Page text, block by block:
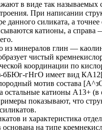
в виде так
При написании
данного силиката, а
катионы, а
из минералов глин —
чистый
координации по
гНгО имеет вид
мотив состава
остальные катионы А13+
показывают, что
и характеристика
на типе